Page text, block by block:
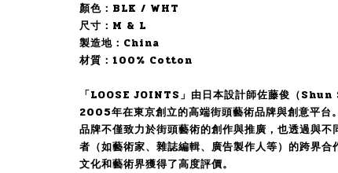
顏色：BLK / WHT
尺寸：M & L
製造地：China
材質：100% Cotton
「LOOSE JOINTS」由日本設計師佐藤俊（
2005年在東京創立的高端街頭藝術品牌與創意平台。
品牌不僅致力於街頭藝術的創作與推廣，也透過與不
者（如藝術家、雜誌編輯、廣告製作人等）的跨界合
文化和藝術界獲得了高度評價。